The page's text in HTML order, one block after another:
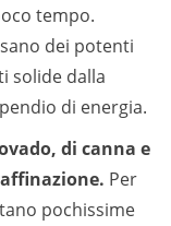
tempo.
dei potenti
solide dalla
di energia.
di canna e
Per
pochissime